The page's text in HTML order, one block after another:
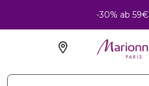
-30% ab 59€